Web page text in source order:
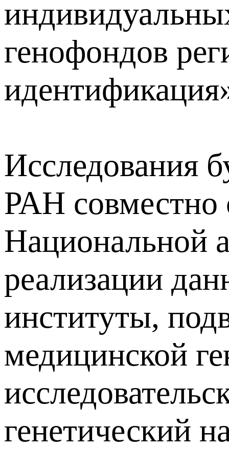
генофондов
Исследования
РАН совместно
Национальной
реализации
институты,
медицинской
генетический